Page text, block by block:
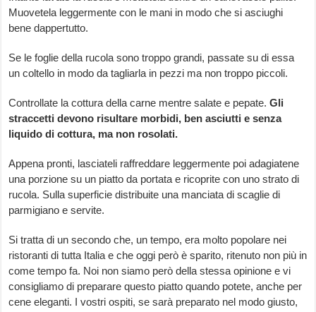
Muovetela leggermente con le mani in modo che si asciughi
bene dappertutto.
Se le foglie della rucola sono troppo grandi, passate su di essa
un coltello in modo da tagliarla in pezzi ma non troppo piccoli.
Controllate la cottura della carne mentre salate e pepate.Gli
straccetti devono risultare morbidi, ben asciutti e senza
liquido di cottura, ma non rosolati.
Appena pronti, lasciateli raffreddare leggermente poi adagiatene
una porzione su un piatto da portata e ricoprite con uno strato di
rucola. Sulla superficie distribuite una manciata di scaglie di
parmigiano e servite.
Si tratta di un secondo che, un tempo, era molto popolare nei
ristoranti di tutta Italia e che oggi però è sparito, ritenuto non più in
come tempo fa. Noi non siamo però della stessa opinione e vi
consigliamo di preparare questo piatto quando potete, anche per
cene eleganti. I vostri ospiti, se sarà preparato nel modo giusto,